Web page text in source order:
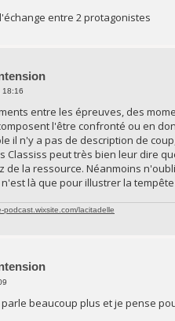
entre 2 protagonistes
18:16
entre les épreuves, des
l'être confronté ou en
il n'y a pas de description de
Classiss peut très bien leur dire
de la ressource. Néanmoins
là que pour illustrer la
podcast.wixsite.com/lacitadelle
beaucoup plus et je pense